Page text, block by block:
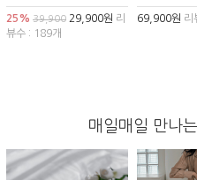
25% 39,900 29,900원 리
뷰수 : 189개
69,900원 리
매일매일 만나